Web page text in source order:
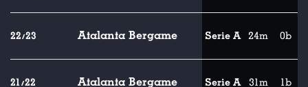
22/23 Atalanta Bergame Serie A 24m 0b
21/22 Atalanta Bergame Serie A 31m 1b